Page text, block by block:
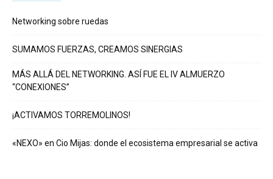
Networking sobre ruedas
SUMAMOS FUERZAS, CREAMOS SINERGIAS
MÁS ALLÁ DEL NETWORKING. ASÍ FUE EL IV ALMUERZO
“CONEXIONES”
¡ACTIVAMOS TORREMOLINOS!
«NEXO» en Cio Mijas: donde el ecosistema empresarial se activa